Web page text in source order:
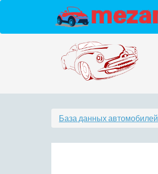
База данных автомобилей